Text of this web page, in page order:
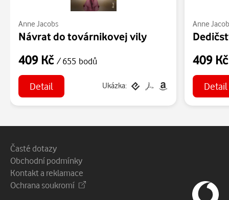
Anne Jacobs
Návrat do továrnikovej vily
409 Kč / 655 bodů
Detail Ukázka:
Anne
409
Detail
Patička webu
Vedlejší navigace
Časté dotazy
Obchodní podmínky
Kontakt a reklamace
Ochrana soukromí